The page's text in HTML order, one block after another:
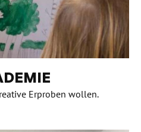
Erproben wollen.